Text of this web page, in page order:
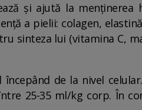
și ajută la menținerea
a pielii: colagen,
sinteza lui (vitamina C,
de la nivel
25-35 ml/kg corp. În